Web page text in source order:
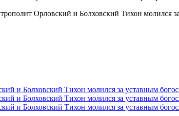
Орловский и Болховский Тихон молился